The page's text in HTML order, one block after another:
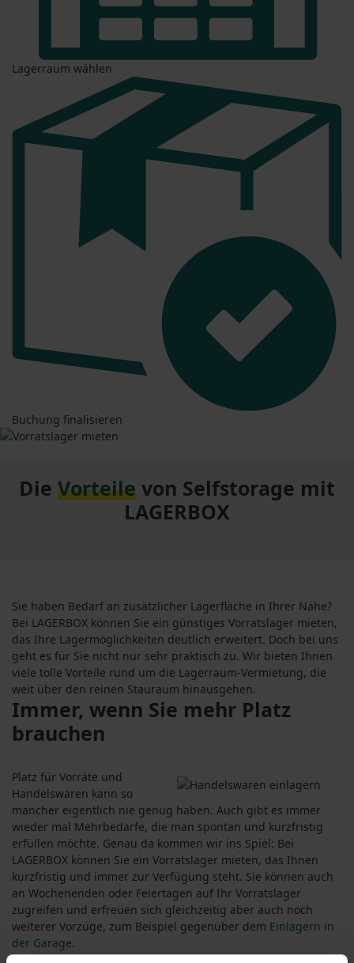
Lagerraum wählen
Buchung finalisieren
Die Vorteile von Selfstorage mit
LAGERBOX
Sie haben Bedarf an zusätzlicher Lagerfläche in Ihrer Nähe?
Bei LAGERBOX können Sie ein günstiges Vorratslager mieten,
das Ihre Lagermöglichkeiten deutlich erweitert. Doch bei uns
geht es für Sie nicht nur sehr praktisch zu. Wir bieten Ihnen
viele tolle Vorteile rund um die Lagerraum-Vermietung, die
weit über den reinen Stauraum hinausgehen.
Immer, wenn Sie mehr Platz
brauchen
Platz für Vorräte und
Handelswaren kann so
mancher eigentlich nie genug haben. Auch gibt es immer
wieder mal Mehrbedarfe, die man spontan und kurzfristig
erfüllen möchte. Genau da kommen wir ins Spiel: Bei
LAGERBOX können Sie ein Vorratslager mieten, das Ihnen
kurzfristig und immer zur Verfügung steht. Sie können auch
an Wochenenden oder Feiertagen auf Ihr Vorratslager
zugreifen und erfreuen sich gleichzeitig aber auch noch
weiterer Vorzüge, zum Beispiel gegenüber dem Einlagern in
der Garage.
Denn wenn Sie bei uns ein Vorratslager mieten, geht damit